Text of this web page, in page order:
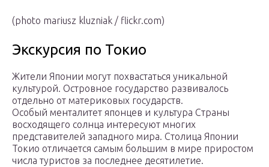
(photo mariusz kluzniak / flickr.com)
Экскурсия по Токио
Жители Японии могут похвастаться уникальной
культурой. Островное государство развивалось
отдельно от материковых государств.
Особый менталитет японцев и культура Страны
восходящего солнца интересуют многих
представителей западного мира. Столица Японии
Токио отличается самым большим в мире приростом
числа туристов за последнее десятилетие.